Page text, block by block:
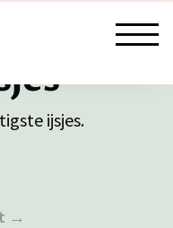
ijsjes.
→